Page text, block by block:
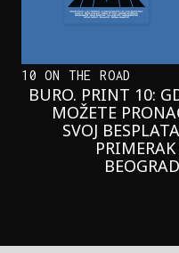
10 ON THE ROAD
BURO. PRINT 10:
MOŽETE
SVOJ